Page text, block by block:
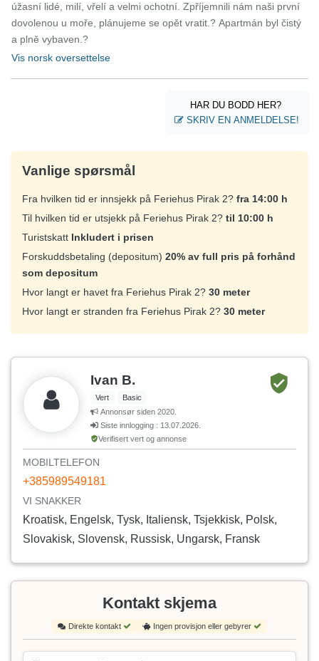
úžasní lidé, milí, vřelí a velmi ochotní. Zpříjemnili nám naši první
dovolenou u moře, plánujeme se opět vratit.? Apartmán byl čistý
a plně vybaven.?
Vis norsk oversettelse
HAR DU BODD HER?
SKRIV EN ANMELDELSE!
Vanlige spørsmål
Fra hvilken tid er innsjekk på Feriehus Pirak 2? fra 14:00 h
Til hvilken tid er utsjekk på Feriehus Pirak 2? til 10:00 h
Turistskatt Inkludert i prisen
Forskuddsbetaling (depositum) 20% av full pris på forhånd
som depositum
Hvor langt er havet fra Feriehus Pirak 2? 30 meter
Hvor langt er stranden fra Feriehus Pirak 2? 30 meter
Ivan B.
Vert
Basic
Annonsør siden 2020.
Siste innlogging : 13.07.2026.
Verifisert vert og annonse
MOBILTELEFON
+385989549181
VI SNAKKER
Kroatisk, Engelsk, Tysk, Italiensk, Tsjekkisk, Polsk,
Slovakisk, Slovensk, Russisk, Ungarsk, Fransk
Kontakt skjema
Direkte kontakt Ingen provisjon eller gebyrer